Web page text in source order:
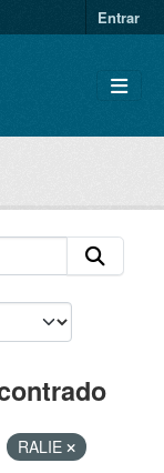
Entrar
RALIE